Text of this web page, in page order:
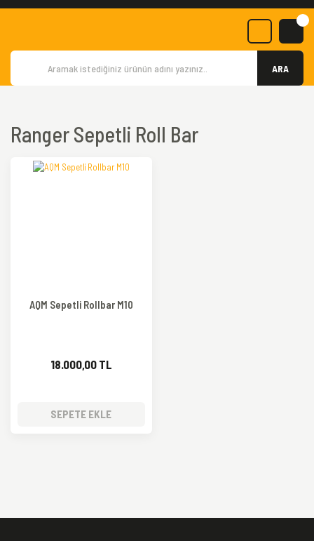
ARA
Ranger Sepetli Roll Bar
AQM Sepetli Rollbar M10
18.000,00 TL
SEPETE EKLE